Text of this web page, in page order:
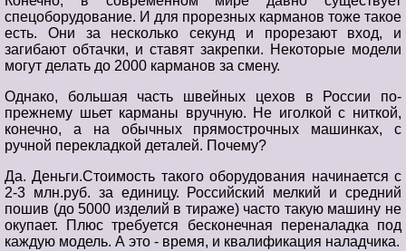
спецоборудование. И для прорезных карманов тоже такое
есть. Они за несколько секунд и прорезают вход, и
загибают обтачки, и ставят закрепки. Некоторые модели
могут делать до 2000 карманов за смену.
Однако, большая часть швейных цехов в России по-
прежнему шьет карманы вручную. Не иголкой с ниткой,
конечно, а на обычных прямострочных машинках, с
ручной перекладкой деталей. Почему?
Да. Деньги.Стоимость такого оборудования начинается с
2-3 млн.руб. за единицу. Российский мелкий и средний
пошив (до 5000 изделий в тираже) часто такую машину не
окупает. Плюс требуется бесконечная переналадка под
каждую модель. А это - время, и квалификация наладчика.